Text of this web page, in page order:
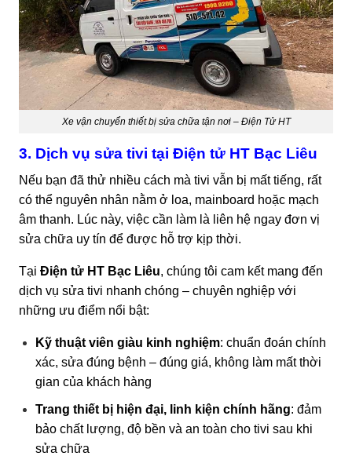
Xe vận chuyển thiết bị sửa chữa tận nơi – Điện Tử HT
3. Dịch vụ sửa tivi tại Điện tử HT Bạc Liêu
Nếu bạn đã thử nhiều cách mà tivi vẫn bị mất tiếng, rất
có thể nguyên nhân nằm ở loa, mainboard hoặc mạch
âm thanh. Lúc này, việc cần làm là liên hệ ngay đơn vị
sửa chữa uy tín để được hỗ trợ kịp thời.
Tại Điện tử HT Bạc Liêu, chúng tôi cam kết mang đến
dịch vụ sửa tivi nhanh chóng – chuyên nghiệp với
những ưu điểm nổi bật:
Kỹ thuật viên giàu kinh nghiệm: chuẩn đoán chính
xác, sửa đúng bệnh – đúng giá, không làm mất thời
gian của khách hàng
Trang thiết bị hiện đại, linh kiện chính hãng: đảm
bảo chất lượng, độ bền và an toàn cho tivi sau khi
sửa chữa